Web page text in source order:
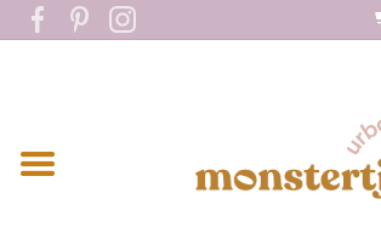
Home
Kleding